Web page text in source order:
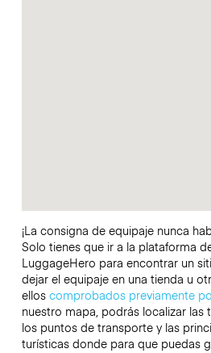
¡La consigna de equipaje nunca
Solo tienes que ir a la plataforma
LuggageHero para encontrar un
dejar el equipaje en una tienda u
ellos comprobados previamente
nuestro mapa, podrás localizar las
los puntos de transporte y las
turísticas donde para que puedas